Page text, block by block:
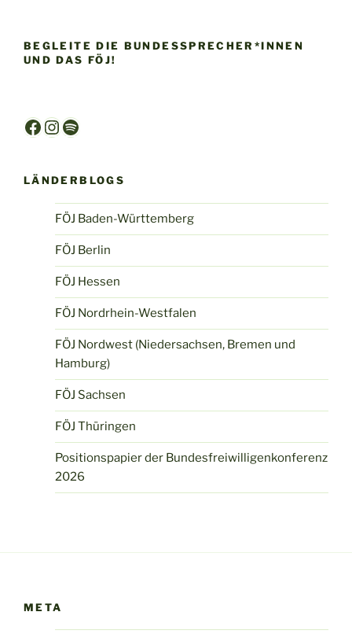
BEGLEITE DIE BUNDESSPRECHER*INNEN
UND DAS FÖJ!
Facebook
Instagram
Spotify
LÄNDERBLOGS
FÖJ Baden-Württemberg
FÖJ Berlin
FÖJ Hessen
FÖJ Nordrhein-Westfalen
FÖJ Nordwest (Niedersachsen, Bremen und
Hamburg)
FÖJ Sachsen
FÖJ Thüringen
Positionspapier der Bundesfreiwilligenkonferenz
2026
META